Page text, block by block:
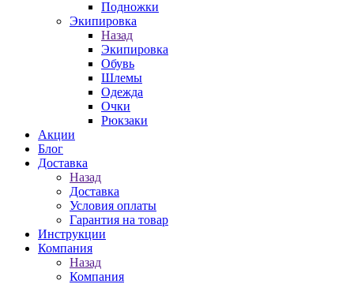
Подножки
Экипировка
Назад
Экипировка
Обувь
Шлемы
Одежда
Очки
Рюкзаки
Акции
Блог
Доставка
Назад
Доставка
Условия оплаты
Гарантия на товар
Инструкции
Компания
Назад
Компания